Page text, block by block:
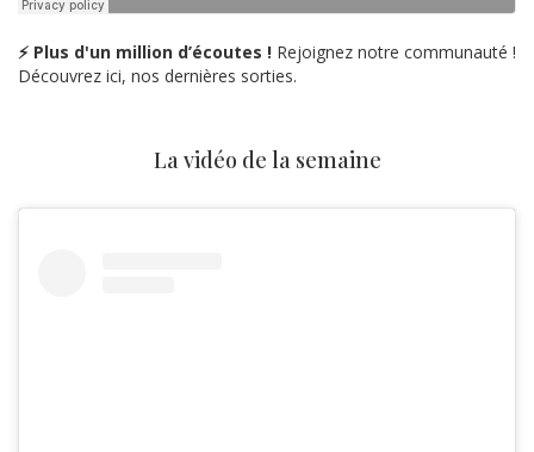
⚡ Plus d'un million d’écoutes ! Rejoignez notre communauté !
Découvrez ici, nos dernières sorties.
La vidéo de la semaine